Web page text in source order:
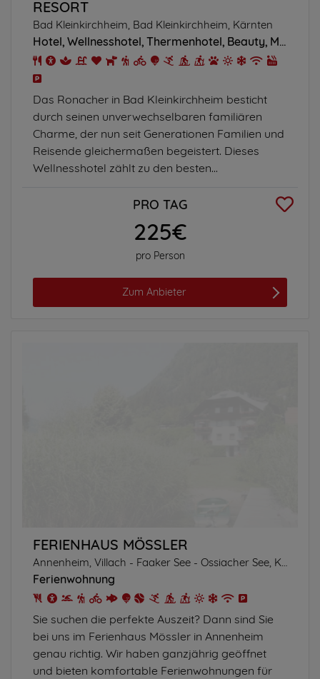
RESORT
Bad Kleinkirchheim, Bad Kleinkirchheim, Kärnten
Hotel Wellnesshotel Thermenhotel Beauty Massagen
Das Ronacher in Bad Kleinkirchheim besticht
durch seinen unverwechselbaren familiären
Charme, der nun seit Generationen Familien und
Reisende gleichermaßen begeistert. Dieses
Wellnesshotel zählt zu den besten...
PRO TAG
225€
pro Person
Zum Anbieter
FERIENHAUS MÖSSLER
Annenheim, Villach - Faaker See - Ossiacher See, Kärnten
Ferienwohnung
Sie suchen die perfekte Auszeit? Dann sind Sie
bei uns im Ferienhaus Mössler in Annenheim
genau richtig. Wir haben ganzjährig geöffnet
und bieten komfortable Ferienwohnungen für